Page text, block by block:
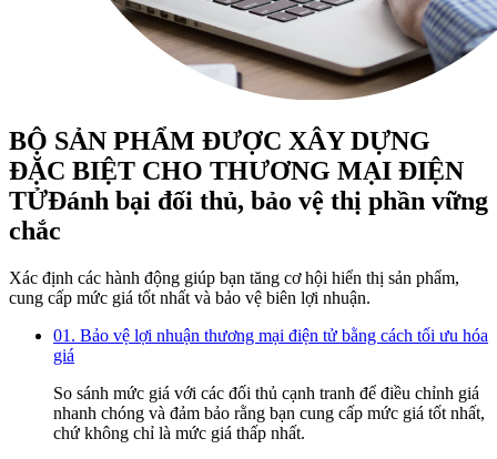
BỘ SẢN PHẨM ĐƯỢC XÂY DỰNG
ĐẶC BIỆT CHO THƯƠNG MẠI ĐIỆN
TỬĐánh bại đối thủ, bảo vệ thị phần vững
chắc
Xác định các hành động giúp bạn tăng cơ hội hiển thị sản phẩm,
cung cấp mức giá tốt nhất và bảo vệ biên lợi nhuận.
01. Bảo vệ lợi nhuận thương mại điện tử bằng cách tối ưu hóa
giá
So sánh mức giá với các đối thủ cạnh tranh để điều chỉnh giá
nhanh chóng và đảm bảo rằng bạn cung cấp mức giá tốt nhất,
chứ không chỉ là mức giá thấp nhất.